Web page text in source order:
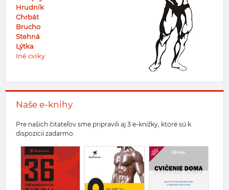
Hrudník
Chrbát
Brucho
Stehná
Lýtka
Iné cviky
Naše e-knihy
Pre našich čitateľov sme pripravili aj 3 e-knižky, ktoré sú k
dispozícii zadarmo: